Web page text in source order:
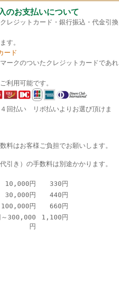
のお支払いについて
レジットカード・銀行振込・代金引換
す。
ード
ークのついたクレジットカードであれ
利用可能です。
４回払い リボ払いよりお選び頂けま
料はお客様ご負担でお願いします。
引き）の手数料は別途かかります。
10,000円
330円
30,000円
440円
円
660円
300,000
円
1,100円